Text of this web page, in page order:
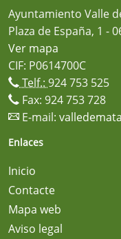
Ayuntamiento Valle
Plaza de España, 1 -
Ver mapa
CIF: P0614700C
Telf.: 924 753 525
Fax: 924 753 728
E-mail:
Enlaces
Inicio
Contacte
Mapa web
Aviso legal